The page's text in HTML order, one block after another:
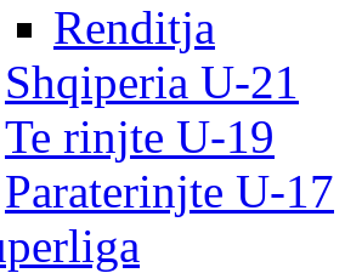
Renditja
Shqiperia U-21
Te rinjte U-19
Paraterinjte U-17